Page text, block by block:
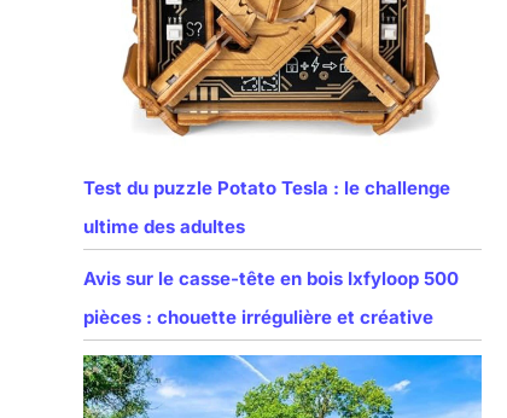
Test du puzzle Potato Tesla : le challenge
ultime des adultes
Avis sur le casse-tête en bois Ixfyloop 500
pièces : chouette irrégulière et créative